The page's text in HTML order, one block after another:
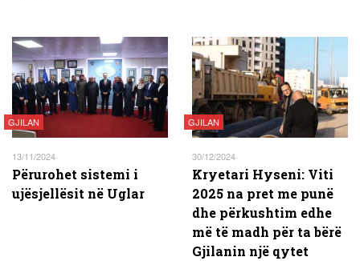
GJILAN
13/11/2024
Përurohet sistemi i
ujësjellësit në Uglar
GJILAN
30/12/2024
Kryetari Hyseni: Viti
2025 na pret me punë
dhe përkushtim edhe
më të madh për ta bërë
Gjilanin një qytet